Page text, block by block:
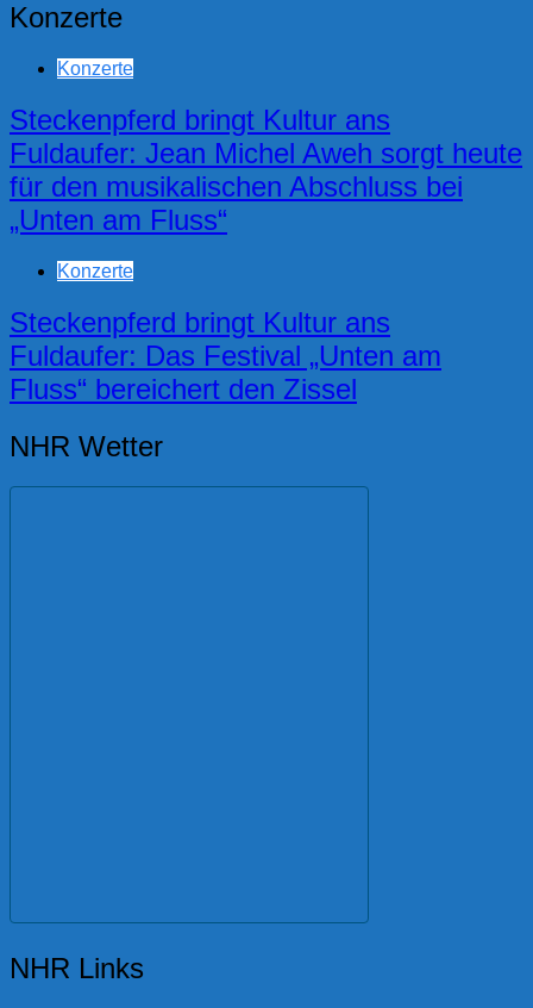
Konzerte
Konzerte
Steckenpferd bringt Kultur ans
Fuldaufer: Jean Michel Aweh sorgt heute
für den musikalischen Abschluss bei
„Unten am Fluss“
Konzerte
Steckenpferd bringt Kultur ans
Fuldaufer: Das Festival „Unten am
Fluss“ bereichert den Zissel
NHR Wetter
NHR Links